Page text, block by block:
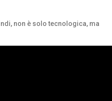
non è solo tecnologica, ma